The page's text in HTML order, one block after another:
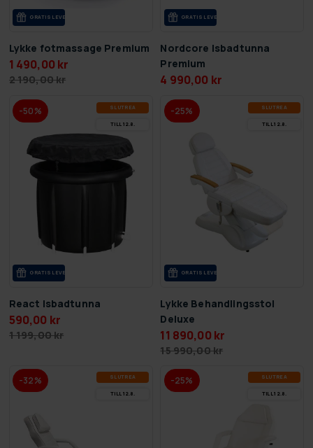
GRA­TIS LE­VE­RANS
Lykke fotmassage Premium
1 490,00 kr
2 190,00 kr
GRA­TIS LE­VE­RANS
Nordcore Isbadtunna
Premium
4 990,00 kr
-50% SLUT­REA
TILL 12.8.
GRA­TIS LE­VE­RANS
React Isbadtunna
590,00 kr
1 199,00 kr
-25% SLUT­REA
TILL 12.8.
GRA­TIS LE­VE­RANS
Lykke Behandlingsstol
Deluxe
11 890,00 kr
15 990,00 kr
-32% SLUT­REA
TILL 12.8.
-25% SLUT­REA
TILL 12.8.